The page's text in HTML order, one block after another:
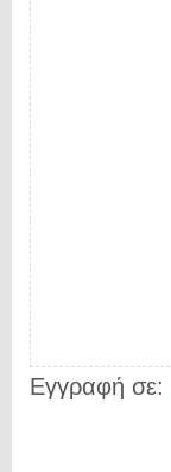
Εγγραφή σε: